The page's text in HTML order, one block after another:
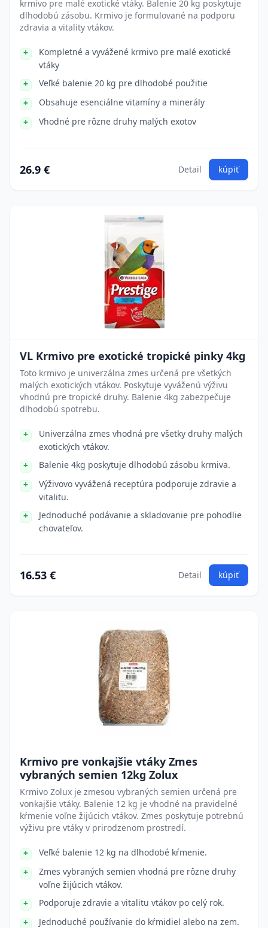
krmivo pre malé exotické vtáky. Balenie 20 kg poskytuje
dlhodobú zásobu. Krmivo je formulované na podporu
zdravia a vitality vtákov.
Kompletné a vyvážené krmivo pre malé exotické
vtáky
Veľké balenie 20 kg pre dlhodobé použitie
Obsahuje esenciálne vitamíny a minerály
Vhodné pre rôzne druhy malých exotov
26.9 € Detail kúpiť
VL Krmivo pre exotické tropické pinky 4kg
Toto krmivo je univerzálna zmes určená pre všetkých
malých exotických vtákov. Poskytuje vyváženú výživu
vhodnú pre tropické druhy. Balenie 4kg zabezpečuje
dlhodobú spotrebu.
Univerzálna zmes vhodná pre všetky druhy malých
exotických vtákov.
Balenie 4kg poskytuje dlhodobú zásobu krmiva.
Výživovo vyvážená receptúra podporuje zdravie a
vitalitu.
Jednoduché podávanie a skladovanie pre pohodlie
chovateľov.
16.53 € Detail kúpiť
Krmivo pre vonkajšie vtáky Zmes
vybraných semien 12kg Zolux
Krmivo Zolux je zmesou vybraných semien určená pre
vonkajšie vtáky. Balenie 12 kg je vhodné na pravidelné
kŕmenie voľne žijúcich vtákov. Zmes poskytuje potrebnú
výživu pre vtáky v prirodzenom prostredí.
Veľké balenie 12 kg na dlhodobé kŕmenie.
Zmes vybraných semien vhodná pre rôzne druhy
voľne žijúcich vtákov.
Podporuje zdravie a vitalitu vtákov po celý rok.
Jednoduché používanie do kŕmidiel alebo na zem.